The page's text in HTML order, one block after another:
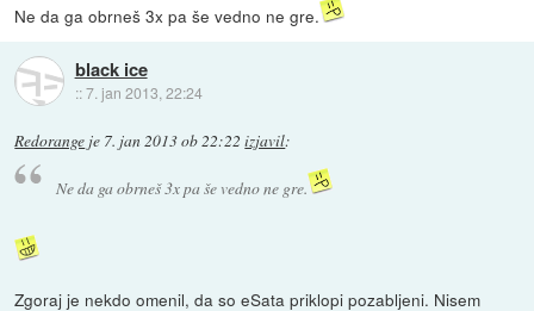
Ne da ga obrneš 3x pa še vedno ne gre.
black ice
::7. jan 2013, 22:24
Redorange je 7. jan 2013 ob 22:22 izjavil:
Ne da ga obrneš 3x pa še vedno ne gre.
Zgoraj je nekdo omenil, da so eSata priklopi pozabljeni. Nisem